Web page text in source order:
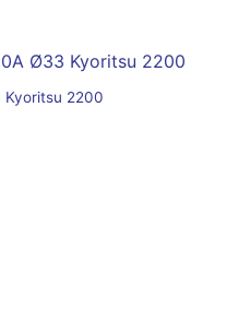
Kyoritsu 2200